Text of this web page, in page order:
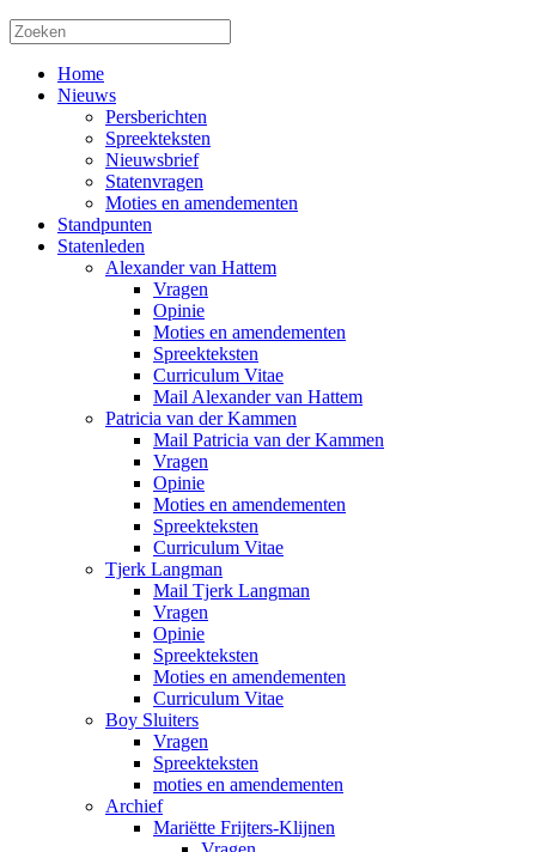
Home
Nieuws
Persberichten
Spreekteksten
Nieuwsbrief
Statenvragen
Moties en amendementen
Standpunten
Statenleden
Alexander van Hattem
Vragen
Opinie
Moties en amendementen
Spreekteksten
Curriculum Vitae
Mail Alexander van Hattem
Patricia van der Kammen
Mail Patricia van der Kammen
Vragen
Opinie
Moties en amendementen
Spreekteksten
Curriculum Vitae
Tjerk Langman
Mail Tjerk Langman
Vragen
Opinie
Spreekteksten
Moties en amendementen
Curriculum Vitae
Boy Sluiters
Vragen
Spreekteksten
moties en amendementen
Archief
Mariëtte Frijters-Klijnen